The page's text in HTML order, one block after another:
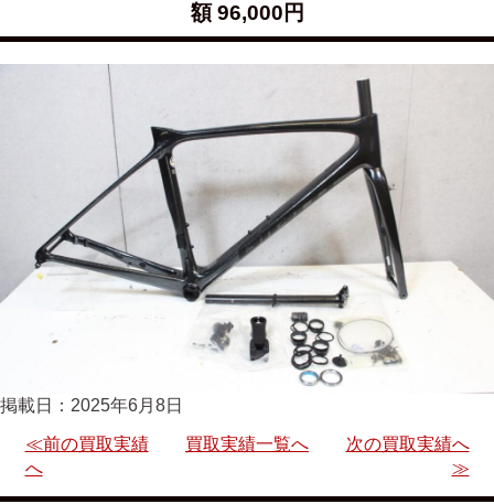
額 96,000円
掲載日：2025年6月8日
≪前の買取実績
へ
買取実績一覧へ
次の買取実績へ
≫